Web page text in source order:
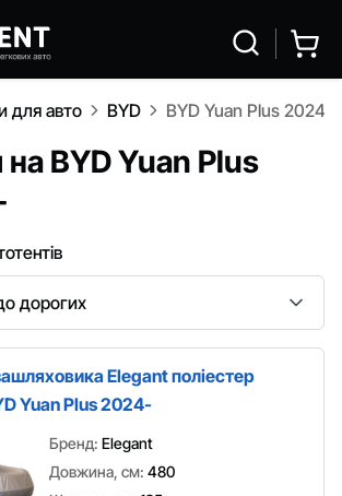
для авто BYD BYD Yuan Plus 2024-
на BYD Yuan Plus
Elegant поліестер
Yuan Plus 2024-
Бренд: Elegant
Довжина, см: 480